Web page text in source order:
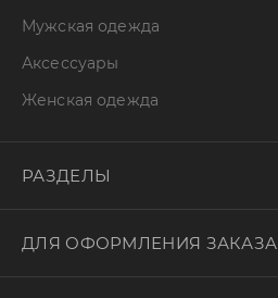
Мужская одежда
Аксессуары
Женская одежда
РАЗДЕЛЫ
ДЛЯ ОФОРМЛЕНИЯ ЗАКАЗА